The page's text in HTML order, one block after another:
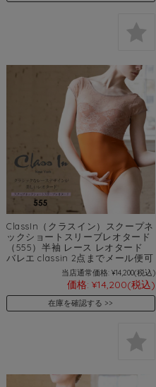
ClassIn（クラスイン）スクープネ
ックショートスリーブレオタード
（555）半袖 レース レオタード
バレエ classin 2点までメール便可
当店通常価格: ¥14,200(税込)
価格: ¥14,200(税込)
在庫を確認する